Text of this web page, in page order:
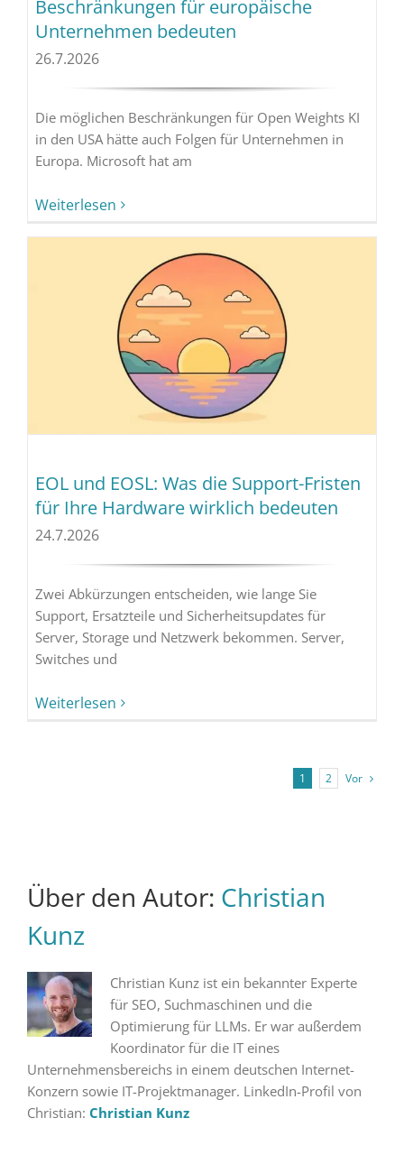
Beschränkungen für europäische
Unternehmen bedeuten
26.7.2026
Die möglichen Beschränkungen für Open Weights KI
in den USA hätte auch Folgen für Unternehmen in
Europa. Microsoft hat am
Weiterlesen
EOL und EOSL: Was die Support-Fristen
für Ihre Hardware wirklich bedeuten
24.7.2026
Zwei Abkürzungen entscheiden, wie lange Sie
Support, Ersatzteile und Sicherheitsupdates für
Server, Storage und Netzwerk bekommen. Server,
Switches und
Weiterlesen
1 2 Vor
Über den Autor: Christian
Kunz
Christian Kunz ist ein bekannter Experte
für SEO, Suchmaschinen und die
Optimierung für LLMs. Er war außerdem
Koordinator für die IT eines
Unternehmensbereichs in einem deutschen Internet-
Konzern sowie IT-Projektmanager. LinkedIn-Profil von
Christian: Christian Kunz